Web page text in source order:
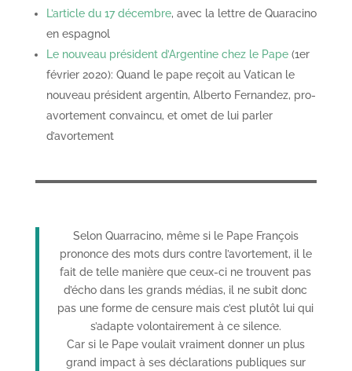
L’article du 17 décembre, avec la lettre de Quaracino
en espagnol
Le nouveau président d’Argentine chez le Pape(1er
février 2020): Quand le pape reçoit au Vatican le
nouveau président argentin, Alberto Fernandez, pro-
avortement convaincu, et omet de lui parler
d’avortement
Selon Quarracino, même si le Pape François
prononce des mots durs contre l’avortement, il le
fait de telle manière que ceux-ci ne trouvent pas
d’écho dans les grands médias, il ne subit donc
pas une forme de censure mais c’est plutôt lui qui
s’adapte volontairement à ce silence.
Car si le Pape voulait vraiment donner un plus
grand impact à ses déclarations publiques sur